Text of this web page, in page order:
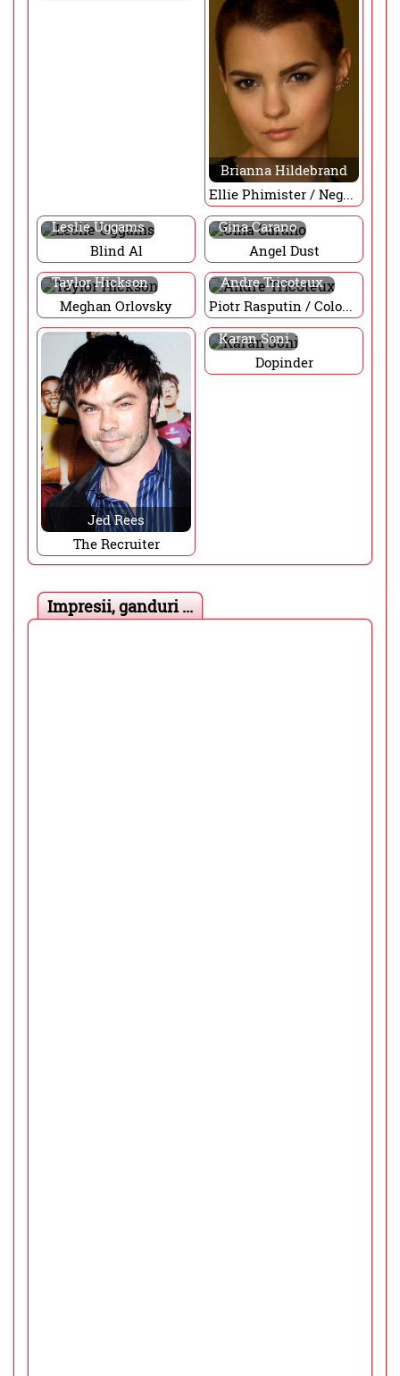
Brianna Hildebrand
Ellie Phimister / Negasonic Teenage Warhead
Leslie Uggams
Blind Al
Gina Carano
Angel Dust
Taylor Hickson
Meghan Orlovsky
Andre Tricoteux
Piotr Rasputin / Colossus
Jed Rees
The Recruiter
Karan Soni
Dopinder
Impresii, ganduri ...